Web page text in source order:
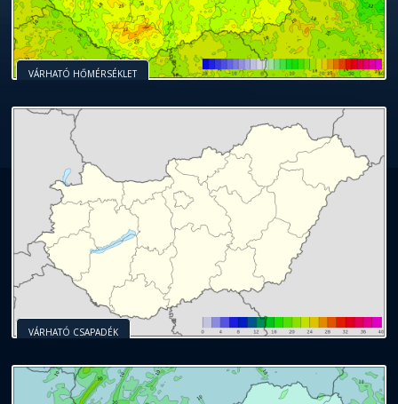
VÁRHATÓ HŐMÉRSÉKLET
VÁRHATÓ CSAPADÉK